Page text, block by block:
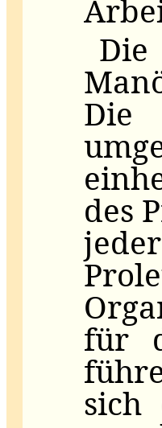
Die
des
für
sich